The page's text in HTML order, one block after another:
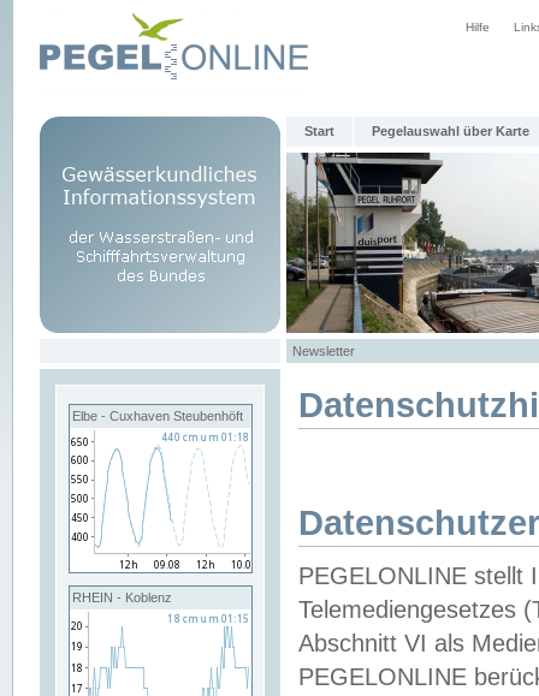
Hilfe
Start Pegelauswahl über Karte
Newsletter
Elbe - Cuxhaven Steubenhöft
RHEIN - Koblenz
PEGELONLINE stellt
Telemediengesetzes
Abschnitt VI als
PEGELONLINE